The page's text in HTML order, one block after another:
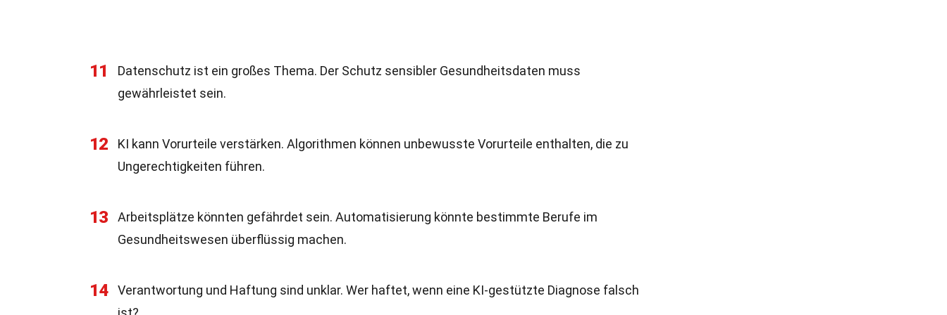
11
Datenschutz ist ein großes Thema. Der Schutz sensibler Gesundheitsdaten muss
gewährleistet sein.
12
KI kann Vorurteile verstärken. Algorithmen können unbewusste Vorurteile enthalten, die zu
Ungerechtigkeiten führen.
13
Arbeitsplätze könnten gefährdet sein. Automatisierung könnte bestimmte Berufe im
Gesundheitswesen überflüssig machen.
14
Verantwortung und Haftung sind unklar. Wer haftet, wenn eine KI-gestützte Diagnose falsch